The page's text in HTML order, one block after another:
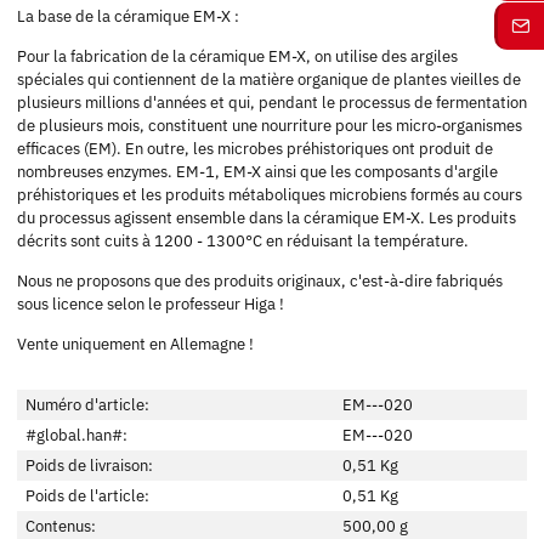
La base de la céramique EM-X :
Pour la fabrication de la céramique EM-X, on utilise des argiles
spéciales qui contiennent de la matière organique de plantes vieilles de
plusieurs millions d'années et qui, pendant le processus de fermentation
de plusieurs mois, constituent une nourriture pour les micro-organismes
efficaces (EM). En outre, les microbes préhistoriques ont produit de
nombreuses enzymes. EM-1, EM-X ainsi que les composants d'argile
préhistoriques et les produits métaboliques microbiens formés au cours
du processus agissent ensemble dans la céramique EM-X. Les produits
décrits sont cuits à 1200 - 1300°C en réduisant la température.
Nous ne proposons que des produits originaux, c'est-à-dire fabriqués
sous licence selon le professeur Higa !
Vente uniquement en Allemagne !
Numéro d'article:
EM---020
#global.han#:
EM---020
Poids de livraison:
0,51 Kg
Poids de l'article:
0,51 Kg
Contenus:
500,00 g